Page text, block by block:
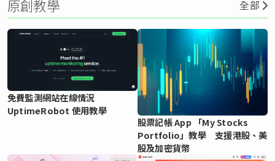
原創教學 全部
免費監測網站在線情況
UptimeRobot 使用教學
股票記帳 App 「My Stocks
Portfolio」教學 支援港股、美
股及加密貨幣